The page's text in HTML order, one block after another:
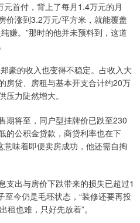
首付，背上了每月1.4万元的月
价涨到3.2万元/平方米，就能覆盖
赚。”那时的他并未预料到，这道
豪的收入也变得不稳定。占收入大
房贷、房租与基本开支合计约20万
力陡然增大。
期将至，同户型挂牌价已跌至230
的公积金贷款，商贷利率也在下
味着即便卖房成功，他还需自掏
支出与房价下跌带来的损失已超过1
今仍是毛坯状态，“装修还要再投
也难，只好先放着”。